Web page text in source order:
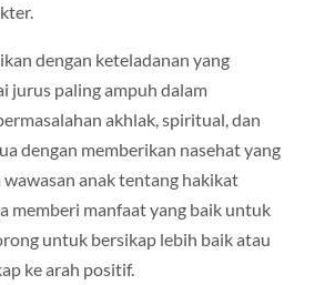
dengan keteladanan yang
jurus paling ampuh dalam
akhlak, spiritual, dan
dengan memberikan nasehat yang
anak tentang hakikat
memberi manfaat yang baik untuk
untuk bersikap lebih baik atau
ke arah positif.